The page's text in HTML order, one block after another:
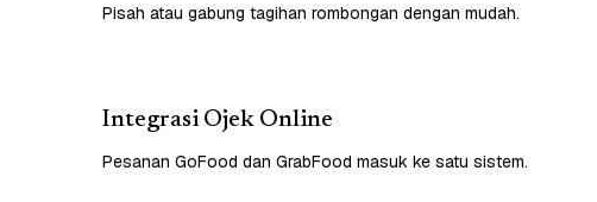
Pisah atau gabung tagihan rombongan dengan mudah.
Integrasi Ojek Online
Pesanan GoFood dan GrabFood masuk ke satu sistem.